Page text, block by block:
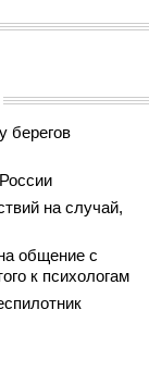
сданного
ждать от
ждать от
достройки